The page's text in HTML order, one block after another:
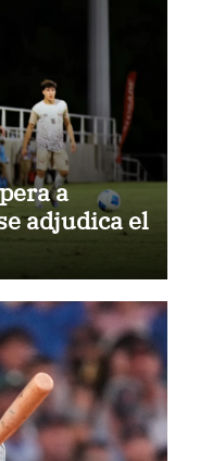
a
adjudica el